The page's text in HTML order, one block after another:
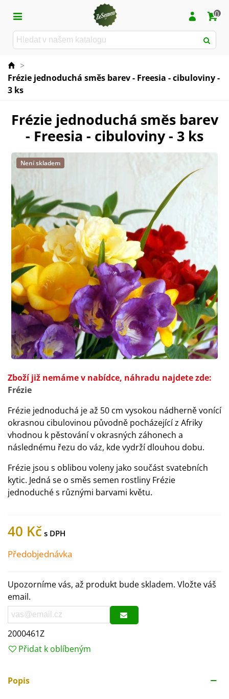
0
>
Frézie jednoduchá směs barev - Freesia - cibuloviny -
3 ks
Frézie jednoduchá směs barev
- Freesia - cibuloviny - 3 ks
Není skladem
Zboží již nemáme v nabídce, náhradu najdete zde:
Frézie
Frézie jednoduchá je až 50 cm vysokou nádherně vonící
okrasnou cibulovinou původně pocházející z Afriky
vhodnou k pěstování v okrasných záhonech a
následnému řezu do váz, kde vydrží dlouhou dobu.
Frézie jsou s oblibou voleny jako součást svatebních
kytic. Jedná se o směs semen rostliny Frézie
jednoduché s různými barvami květu.
40 Kč
Předobjednávka
Upozorníme vás, až produkt bude skladem. Vložte váš
email.
2000461Z
Přidat k oblíbeným
Popis